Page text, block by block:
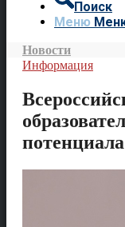
Поиск
Меню
Новости
Информация